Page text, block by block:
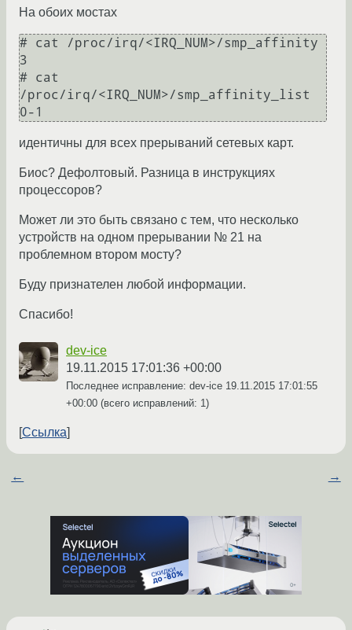
На обоих мостах
# cat /proc/irq/<IRQ_NUM>/smp_affinity
3
# cat
/proc/irq/<IRQ_NUM>/smp_affinity_list
идентичны для всех прерываний сетевых карт.
Биос? Дефолтовый. Разница в инструкциях
процессоров?
Может ли это быть связано с тем, что несколько
устройств на одном прерывании № 21 на
проблемном втором мосту?
Буду признателен любой информации.
Спасибо!
dev-ice
19.11.2015 17:01:36 +00:00
Последнее исправление: dev-ice 19.11.2015 17:01:55
+00:00 (всего исправлений: 1)
Ссылка
← →